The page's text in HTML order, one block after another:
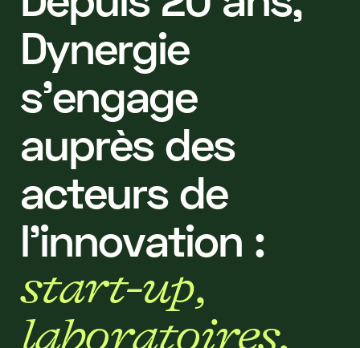
Dynergie
s’engage
auprès des
acteurs de
l’innovation :
start-up,
laboratoires,